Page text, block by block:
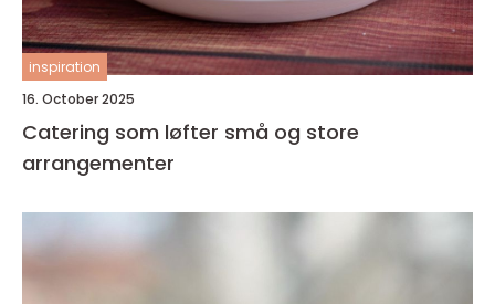
inspiration
16. October 2025
Catering som løfter små og store
arrangementer